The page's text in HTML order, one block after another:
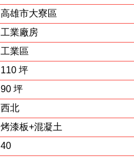
高雄市大寮區
工業廠房
工業區
110 坪
90 坪
西北
烤漆板+混凝土
40